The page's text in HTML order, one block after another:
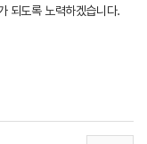
되도록 노력하겠습니다.